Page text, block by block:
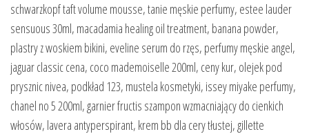
schwarzkopf taft volume mousse, tanie męskie perfumy, estee lauder
sensuous 30ml, macadamia healing oil treatment, banana powder,
plastry z woskiem bikini, eveline serum do rzęs, perfumy męskie angel,
jaguar classic cena, coco mademoiselle 200ml, ceny kur, olejek pod
prysznic nivea, podkład 123, mustela kosmetyki, issey miyake perfumy,
chanel no 5 200ml, garnier fructis szampon wzmacniający do cienkich
włosów, lavera antyperspirant, krem bb dla cery tłustej, gillette